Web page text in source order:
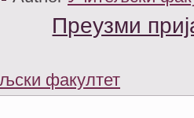
Преузми
факултет